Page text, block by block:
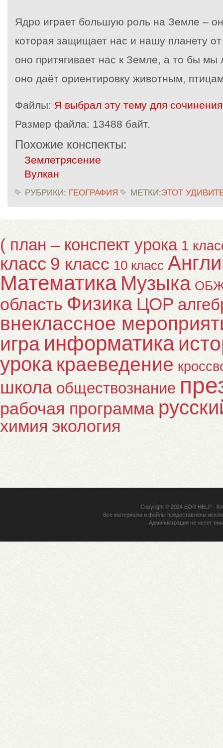
Ядро играет большую роль на Земле –
которая защищает нас и нашу планету
оно притягивает нас к Земле, а то бы мы
оно даёт ориентировку животным,
Файлы: Я выбрал эту тему для
Размер файла: 13488 байт.
Похожие конспекты:
Землетрясение
Вулкан
РУБРИКИ: ГЕОГРАФИЯ МЕТКИ:ЭТОТ
( план – конспект урока 1
класс 9 класс 10 класс
Математика Музыка
область Физика ЦОР
внеклассное
игра информатика
урока краеведение
школа обществознание
рабочая программа
химия экология
Copyright © 2024 EOR HELP-
Все материалы и файлы предоставлены
Администрация не несет